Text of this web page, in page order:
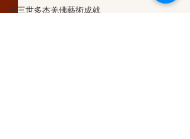
第三世多杰羌佛藝術成就